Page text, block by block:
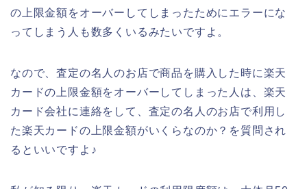
の上限金額をオーバーしてしまったためにエラーにな
ってしまう人も数多くいるみたいですよ。
なので、査定の名人のお店で商品を購入した時に楽天
カードの上限金額をオーバーしてしまった人は、楽天
カード会社に連絡をして、査定の名人のお店で利用し
た楽天カードの上限金額がいくらなのか？を質問され
るといいですよ♪